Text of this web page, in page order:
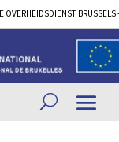
OVERHEIDSDIENST BRUSSELS